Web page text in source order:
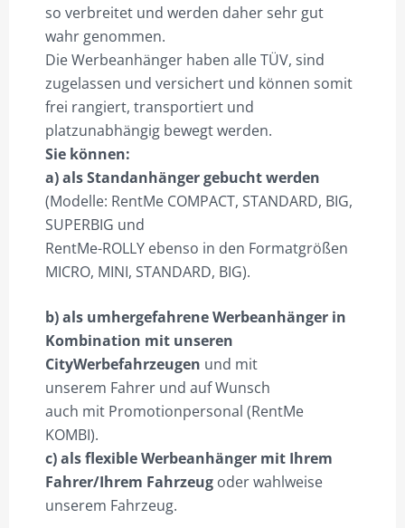
so verbreitet und werden daher sehr gut
wahr genommen.
Die Werbeanhänger haben alle TÜV, sind
zugelassen und versichert und können somit
frei rangiert, transportiert und
platzunabhängig bewegt werden.
Sie können:
a) als Standanhänger gebucht werden
(Modelle: RentMe COMPACT, STANDARD, BIG,
SUPERBIG und
RentMe-ROLLY ebenso in den Formatgrößen
MICRO, MINI, STANDARD, BIG).
b) als umhergefahrene Werbeanhänger in
Kombination mit unseren
CityWerbefahrzeugen und mit
unserem Fahrer und auf Wunsch
auch mit Promotionpersonal (RentMe
KOMBI).
c) als flexible Werbeanhänger mit Ihrem
Fahrer/Ihrem Fahrzeug oder wahlweise
unserem Fahrzeug.